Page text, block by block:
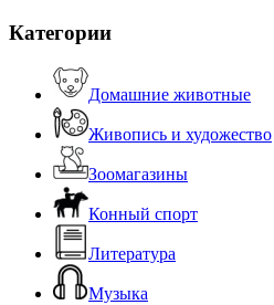
Категории
Домашние животные
Живопись и художество
Зоомагазины
Конный спорт
Литература
Музыка